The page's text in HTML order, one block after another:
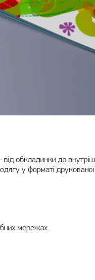
обкладинки до
у форматі друкованої
мережах.